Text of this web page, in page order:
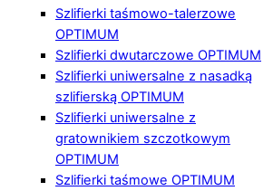
Szlifierki taśmowo-talerzowe
OPTIMUM
Szlifierki dwutarczowe OPTIMUM
Szlifierki uniwersalne z nasadką
szlifierską OPTIMUM
Szlifierki uniwersalne z
gratownikiem szczotkowym
OPTIMUM
Szlifierki taśmowe OPTIMUM